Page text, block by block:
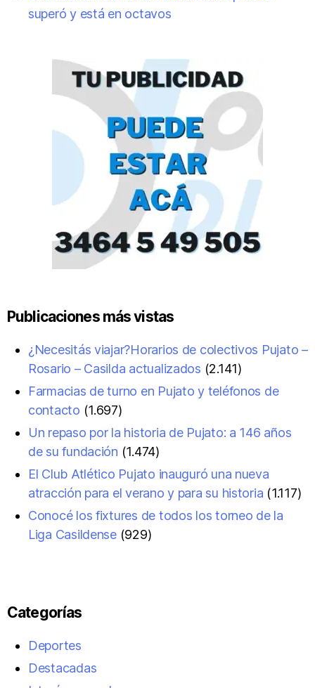
superó y está en octavos
Publicaciones más vistas
¿Necesitás viajar?Horarios de colectivos Pujato –
Rosario – Casilda actualizados (2.141)
Farmacias de turno en Pujato y teléfonos de
contacto (1.697)
Un repaso por la historia de Pujato: a 146 años
de su fundación (1.474)
El Club Atlético Pujato inauguró una nueva
atracción para el verano y para su historia (1.117)
Conocé los fixtures de todos los torneo de la
Liga Casildense (929)
Categorías
Deportes
Destacadas